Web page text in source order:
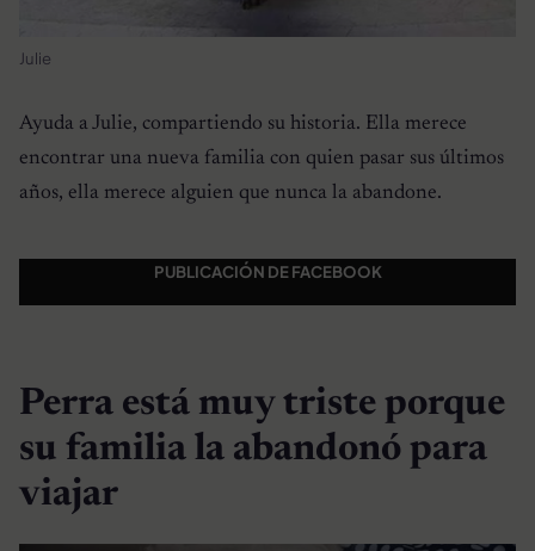
Julie
Ayuda a Julie, compartiendo su historia. Ella merece
encontrar una nueva familia con quien pasar sus últimos
años, ella merece alguien que nunca la abandone.
PUBLICACIÓN DE FACEBOOK
Perra está muy triste porque
su familia la abandonó para
viajar